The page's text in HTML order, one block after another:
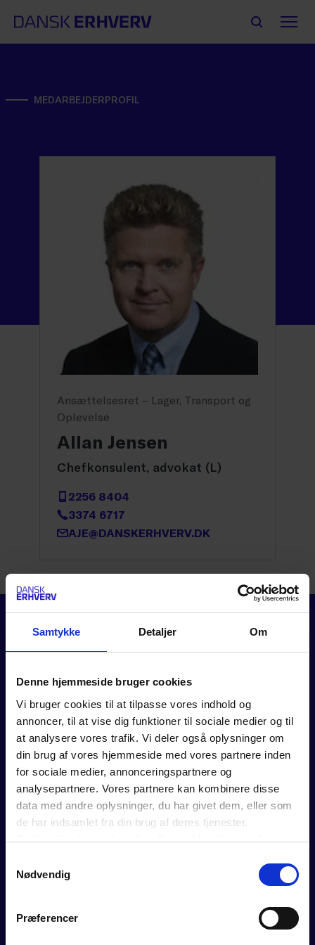
Samtykke Detaljer Om
Denne hjemmeside bruger cookies
Vi bruger cookies til at tilpasse vores indhold og
annoncer, til at vise dig funktioner til sociale medier og til
at analysere vores trafik. Vi deler også oplysninger om
din brug af vores hjemmeside med vores partnere inden
for sociale medier, annonceringspartnere og
analysepartnere. Vores partnere kan kombinere disse
data med andre oplysninger, du har givet dem, eller som
de har indsamlet fra din brug af deres tjenester.
Du kan til enhver tid ændre eller trække dit samtykke
hjørne på websitet.
Nødvendig
Præferencer
MEDARBEJDERPROFIL
Ansættelsesret – Lager, Transport og
Oplevelse
Allan Jensen
Chefkonsulent, advokat (L)
2256 8404
3374 6717
AJE@DANSKERHVERV.DK
FOR MEDLEMMER
Rådgivning
Værktøjer
Kurser og events
Politik
Analyser
Se vores webinarer
Medlemsfordele